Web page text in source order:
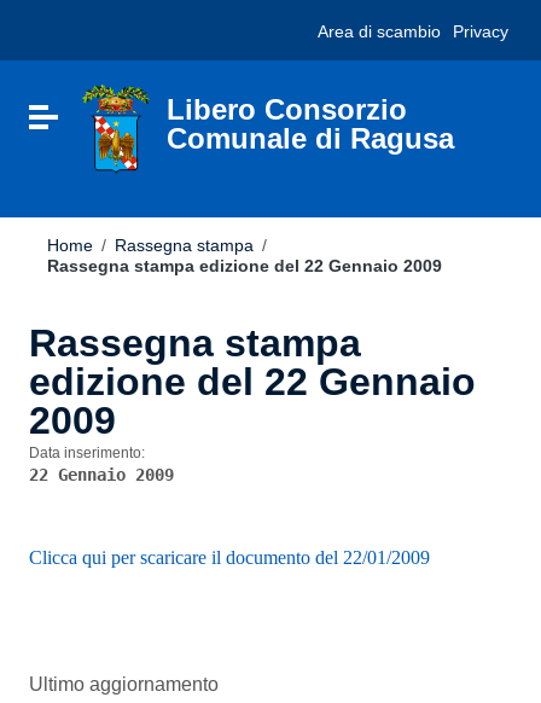
sito
include
Vai al footer
Area di scambio Privacy
Attiva / disattiva la navigazione
Libero Consorzio
Comunale di Ragusa
Home / Rassegna stampa /
Rassegna stampa edizione del 22 Gennaio 2009
Rassegna stampa
edizione del 22 Gennaio
2009
Data inserimento:
22 Gennaio 2009
Clicca qui per scaricare il documento del 22/01/2009
Ultimo aggiornamento